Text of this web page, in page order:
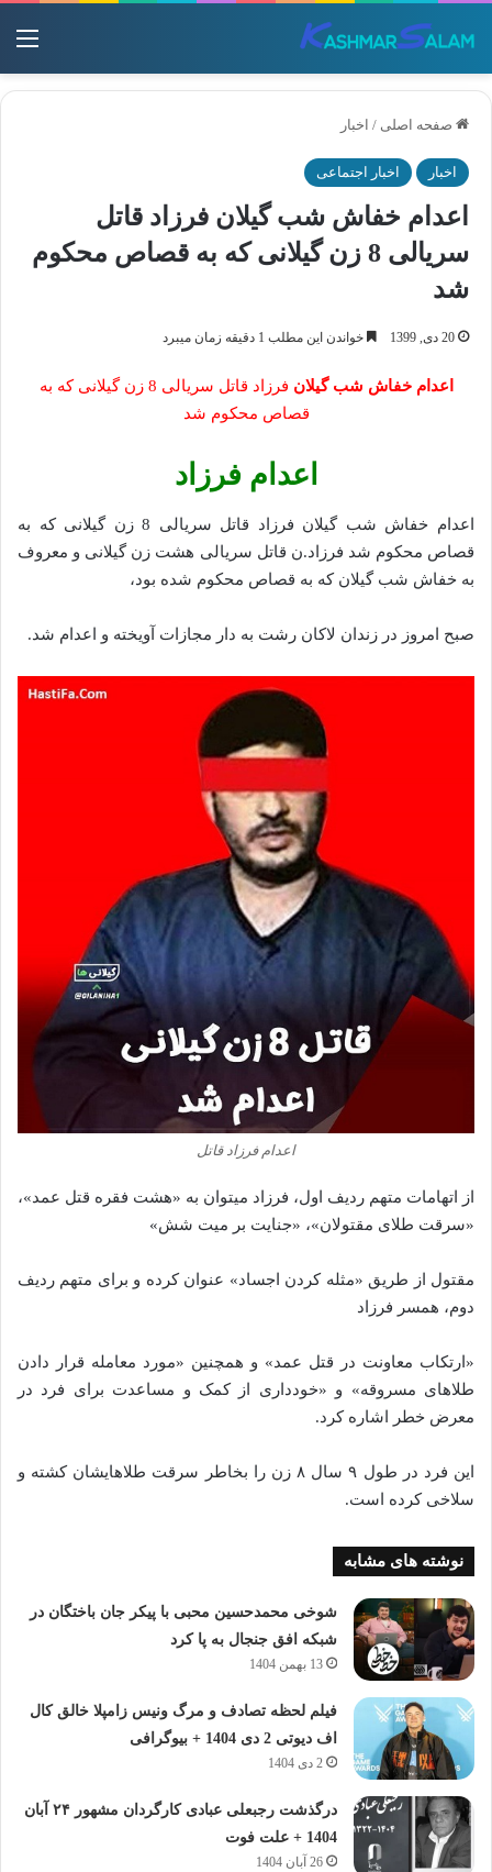
صفحه اصلی / اخبار
اخبار اخبار اجتماعی
اعدام خفاش شب گیلان فرزاد قاتل
سریالی 8 زن گیلانی که به قصاص محکوم
شد
20 دی, 1399 خواندن این مطلب 1 دقیقه زمان میبرد
اعدام خفاش شب گیلان
فرزاد قاتل سریالی 8 زن گیلانی که به
قصاص محکوم شد
اعدام فرزاد
اعدام خفاش شب گیلان فرزاد قاتل سریالی 8 زن گیلانی که به
قصاص محکوم شد فرزاد.ن قاتل سریالی هشت زن گیلانی و معروف
به خفاش شب گیلان که به قصاص محکوم شده بود،
صبح امروز در زندان لاکان رشت به دار مجازات آویخته و اعدام شد.
اعدام فرزاد قاتل
از اتهامات متهم ردیف اول، فرزاد میتوان به «هشت فقره قتل عمد»،
«سرقت طلای مقتولان»، «جنایت بر میت شش»
مقتول از طریق «مثله کردن اجساد» عنوان کرده و برای متهم ردیف
دوم، همسر فرزاد
«ارتکاب معاونت در قتل عمد» و همچنین «مورد معامله قرار دادن
طلاهای مسروقه» و «خودداری از کمک و مساعدت برای فرد در
معرض خطر اشاره کرد.
این فرد در طول ۹ سال ۸ زن را بخاطر سرقت طلاهایشان کشته و
سلاخی کرده است.
نوشته های مشابه
شوخی محمدحسین محبی با پیکر جان باختگان در
شبکه افق جنجال به پا کرد
13 بهمن 1404
فیلم لحظه تصادف و مرگ ونیس زامپلا خالق کال
اف دیوتی 2 دی 1404 + بیوگرافی
2 دی 1404
درگذشت رجبعلی عبادی کارگردان مشهور ۲۴ آبان
1404 + علت فوت
26 آبان 1404